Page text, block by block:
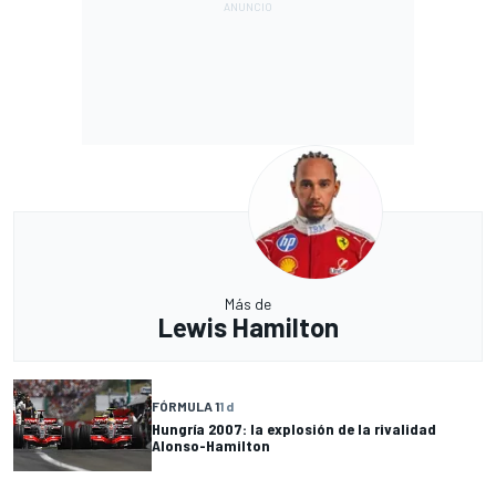
Más de
Lewis Hamilton
FÓRMULA 11 d
Hungría 2007: la explosión de la rivalidad
Alonso-Hamilton